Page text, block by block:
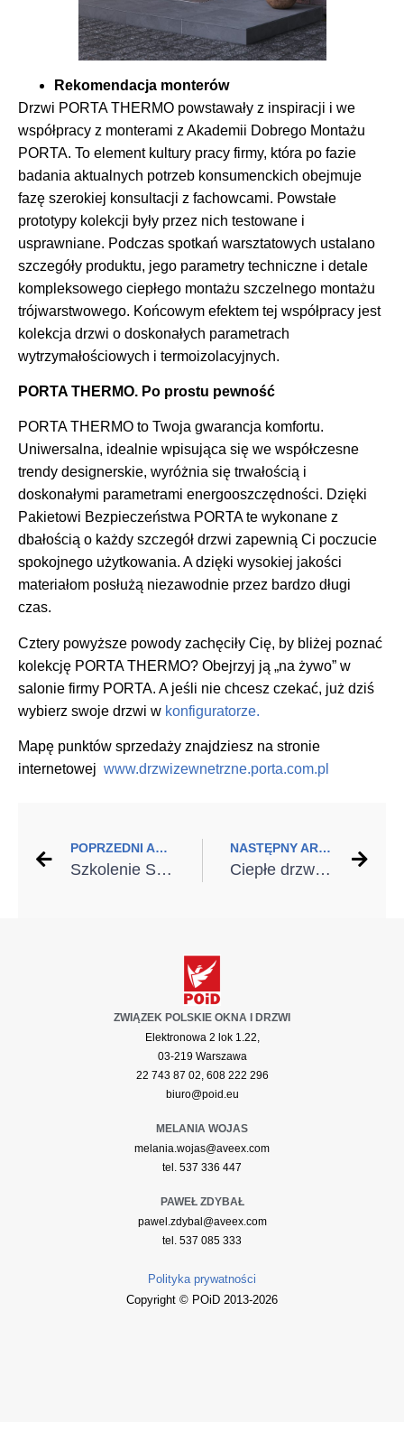
Rekomendacja monterów
Drzwi PORTA THERMO powstawały z inspiracji i we
współpracy z monterami z Akademii Dobrego Montażu
PORTA. To element kultury pracy firmy, która po fazie
badania aktualnych potrzeb konsumenckich obejmuje
fazę szerokiej konsultacji z fachowcami. Powstałe
prototypy kolekcji były przez nich testowane i
usprawniane. Podczas spotkań warsztatowych ustalano
szczegóły produktu, jego parametry techniczne i detale
kompleksowego ciepłego montażu szczelnego montażu
trójwarstwowego. Końcowym efektem tej współpracy jest
kolekcja drzwi o doskonałych parametrach
wytrzymałościowych i termoizolacyjnych.
PORTA THERMO. Po prostu pewność
PORTA THERMO to Twoja gwarancja komfortu.
Uniwersalna, idealnie wpisująca się we współczesne
trendy designerskie, wyróżnia się trwałością i
doskonałymi parametrami energooszczędności. Dzięki
Pakietowi Bezpieczeństwa PORTA te wykonane z
dbałością o każdy szczegół drzwi zapewnią Ci poczucie
spokojnego użytkowania. A dzięki wysokiej jakości
materiałom posłużą niezawodnie przez bardzo długi
czas.
Cztery powyższe powody zachęciły Cię, by bliżej poznać
kolekcję PORTA THERMO? Obejrzyj ją „na żywo” w
salonie firmy PORTA. A jeśli nie chcesz czekać, już dziś
wybierz swoje drzwi w konfiguratorze.
Mapę punktów sprzedaży znajdziesz na stronie
internetowej www.drzwizewnetrzne.porta.com.pl
POPRZEDNI ARTYKUŁ
Szkolenie Selena: Nowoczesne uszczelnienie i izolacja stolarki zewnętrznej
NASTĘPNY ARTYKUŁ
Ciepłe drzwi wejściowe – co zrobić, by cieszyć się oszczędnościami i komfortem?
ZWIĄZEK POLSKIE OKNA I DRZWI
Elektronowa 2 lok 1.22,
03-219 Warszawa
22 743 87 02, 608 222 296
biuro@poid.eu
MELANIA WOJAS
melania.wojas@aveex.com
tel. 537 336 447
PAWEŁ ZDYBAŁ
pawel.zdybal@aveex.com
tel. 537 085 333
Polityka prywatności
Copyright © POiD 2013-2026